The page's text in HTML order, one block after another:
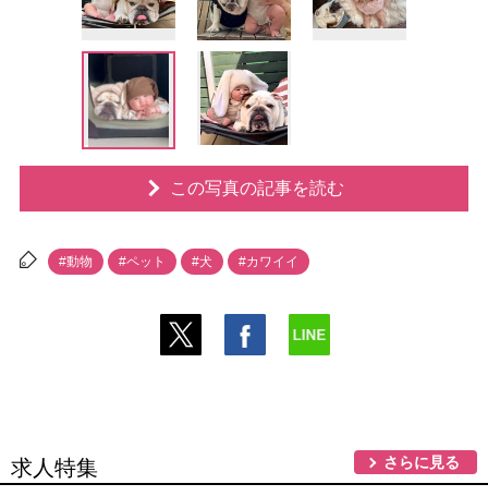
この写真の記事を読む
#動物 #ペット #犬 #カワイイ
求人特集 さらに見る